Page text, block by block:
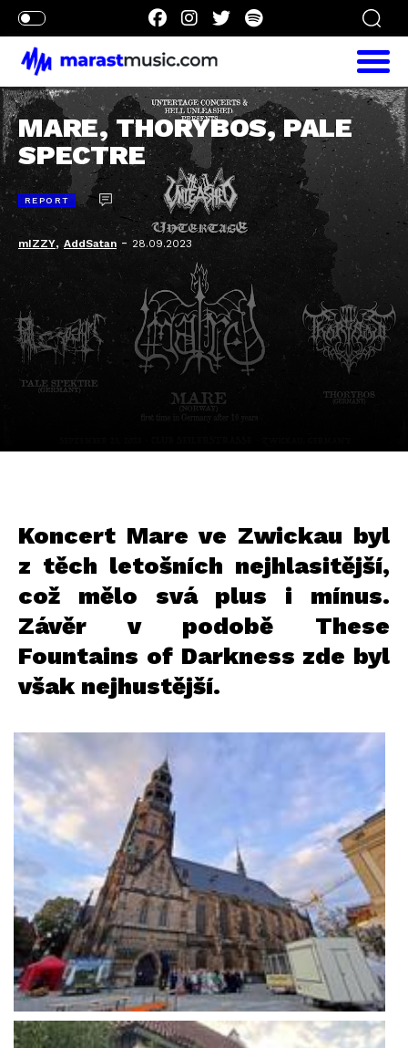
MARE, THORYBOS, PALE
SPECTRE
REPORT
mIZZY, AddSatan - 28.09.2023
Koncert Mare ve Zwickau byl
z těch letošních nejhlasitější,
což mělo svá plus i mínus.
Závěr v podobě These
Fountains of Darkness zde byl
však nejhustější.